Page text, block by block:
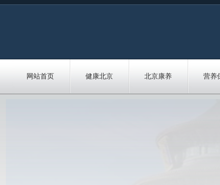
网站首页 健康北京 北京康养 营养